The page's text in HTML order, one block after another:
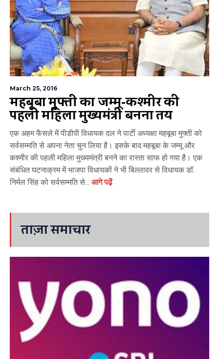
March 25, 2016
महबूबा मुफ्ती का जम्मू-कश्मीर की
पहली महिला मुख्यमंत्री बनना तय
एक अहम फैसले में पीडीपी विधायक दल ने पार्टी अध्यक्षा महबूबा मुफ्ती को
सर्वसम्मति से अपना नेता चुन लिया है। इसके बाद महबूबा के जम्मू और
कश्मीर की पहली महिला मुख्यमंत्री बनने का रास्ता साफ हो गया है। एक
संबंधित घटनाक्रम में भाजपा विधायकों ने भी बिल्लावर से विधायक डॉ.
निर्मल सिंह को सर्वसम्मति से... आगे पढ़ें
ताज़ा समाचार